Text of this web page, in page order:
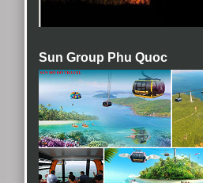
Sun Group Phu Quoc